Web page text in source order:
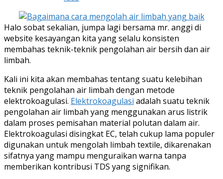
Halo sobat sekalian, jumpa lagi bersama mr. anggi di
website kesayangan kita yang selalu konsisten
membahas teknik-teknik pengolahan air bersih dan air
limbah.
Kali ini kita akan membahas tentang suatu kelebihan
teknik pengolahan air limbah dengan metode
elektrokoagulasi. Elektrokoagulasi adalah suatu teknik
pengolahan air limbah yang menggunakan arus listrik
dalam proses pemisahan material polutan dalam air.
Elektrokoagulasi disingkat EC, telah cukup lama populer
digunakan untuk mengolah limbah textile, dikarenakan
sifatnya yang mampu menguraikan warna tanpa
memberikan kontribusi TDS yang signifikan.